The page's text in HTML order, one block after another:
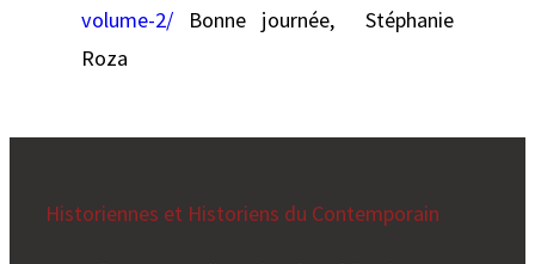
volume-2/ Bonne journée, Stéphanie
Roza
Historiennes et Historiens du Contemporain